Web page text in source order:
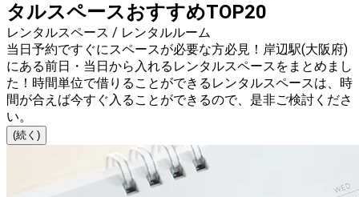
タルスペースおすすめTOP20
レンタルスペース / レンタルルーム
当日予約ですぐにスペースが必要な方必見！岸辺駅(大阪府)
にある前日・当日から入れるレンタルスペースをまとめまし
た！時間単位で借りることができるレンタルスペースは、時
間が合えば今すぐ入ることができるので、是非ご検討くださ
い。
(続く)